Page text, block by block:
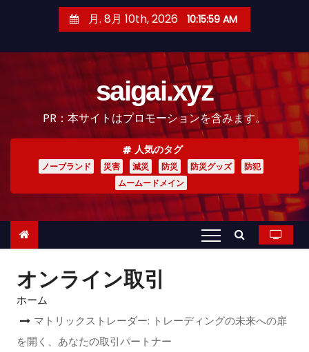
月. 8月 10th, 2026 10:16:00 AM
saigai.xyz
PR：本サイトはプロモーションを含みます。
人気のタグ
ノーブランド 災害 減災 防災 防災グッズ
防犯
ムームードメイン
オンライン取引
ホーム
マトリックストレーダー: トレーディングの未来への扉
を開く、あなたの取引パートナー